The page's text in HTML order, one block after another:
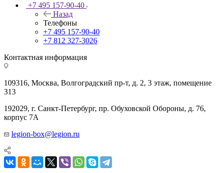
+7 495 157-90-40
Назад
Телефоны
+7 495 157-90-40
+7 812 327-3026
Контактная информация
109316, Москва, Волгоградский пр-т, д. 2, 3 этаж, помещение
313
192029, г. Санкт-Петербург, пр. Обуховской Обороны, д. 76,
корпус 7А
legion-box@legion.ru